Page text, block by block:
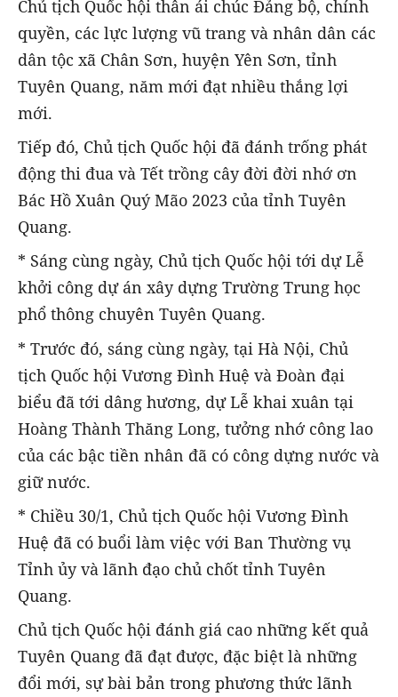
Chủ tịch Quốc hội thân ái chúc Đảng bộ, chính
quyền, các lực lượng vũ trang và nhân dân các
dân tộc xã Chân Sơn, huyện Yên Sơn, tỉnh
Tuyên Quang, năm mới đạt nhiều thắng lợi
mới.
Tiếp đó, Chủ tịch Quốc hội đã đánh trống phát
động thi đua và Tết trồng cây đời đời nhớ ơn
Bác Hồ Xuân Quý Mão 2023 của tỉnh Tuyên
Quang.
* Sáng cùng ngày, Chủ tịch Quốc hội tới dự Lễ
khởi công dự án xây dựng Trường Trung học
phổ thông chuyên Tuyên Quang.
* Trước đó, sáng cùng ngày, tại Hà Nội, Chủ
tịch Quốc hội Vương Đình Huệ và Đoàn đại
biểu đã tới dâng hương, dự Lễ khai xuân tại
Hoàng Thành Thăng Long, tưởng nhớ công lao
của các bậc tiền nhân đã có công dựng nước và
giữ nước.
* Chiều 30/1, Chủ tịch Quốc hội Vương Đình
Huệ đã có buổi làm việc với Ban Thường vụ
Tỉnh ủy và lãnh đạo chủ chốt tỉnh Tuyên
Quang.
Chủ tịch Quốc hội đánh giá cao những kết quả
Tuyên Quang đã đạt được, đặc biệt là những
đổi mới, sự bài bản trong phương thức lãnh